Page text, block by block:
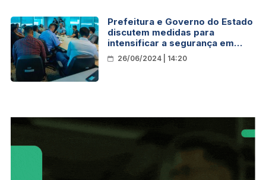
Prefeitura e Governo do Estado
discutem medidas para
intensificar a segurança em
condomínios populares da
capital
26/06/2024 | 14:20